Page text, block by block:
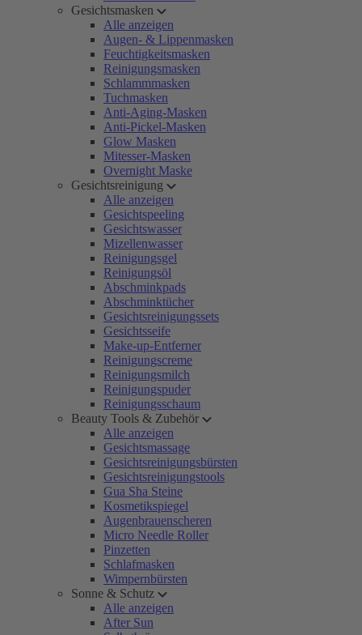
Gesichtsmasken
Alle anzeigen
Augen- & Lippenmasken
Feuchtigkeitsmasken
Reinigungsmasken
Schlammmasken
Tuchmasken
Anti-Aging-Masken
Anti-Pickel-Masken
Glow Masken
Mitesser-Masken
Overnight Maske
Gesichtsreinigung
Alle anzeigen
Gesichtspeeling
Gesichtswasser
Mizellenwasser
Reinigungsgel
Reinigungsöl
Abschminkpads
Abschminktücher
Gesichtsreinigungssets
Gesichtsseife
Make-up-Entferner
Reinigungscreme
Reinigungsmilch
Reinigungspuder
Reinigungsschaum
Beauty Tools & Zubehör
Alle anzeigen
Gesichtsmassage
Gesichtsreinigungsbürsten
Gesichtsreinigungstools
Gua Sha Steine
Kosmetikspiegel
Augenbrauenscheren
Micro Needle Roller
Pinzetten
Schlafmasken
Wimpernbürsten
Sonne & Schutz
Alle anzeigen
After Sun